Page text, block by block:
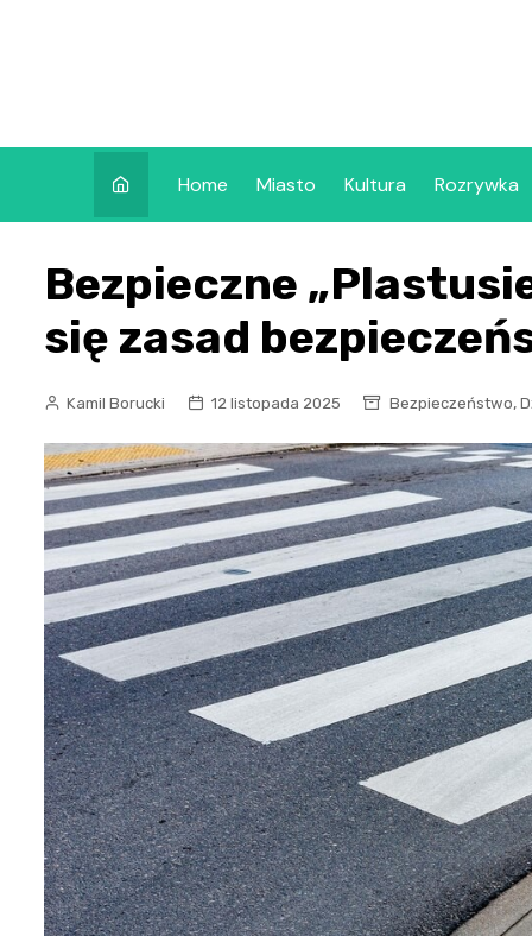
Home Miasto Kultura Rozrywka
Bezpieczne
się zasad
Kamil Borucki 12 listopada 2025 Bezpieczeństwo,